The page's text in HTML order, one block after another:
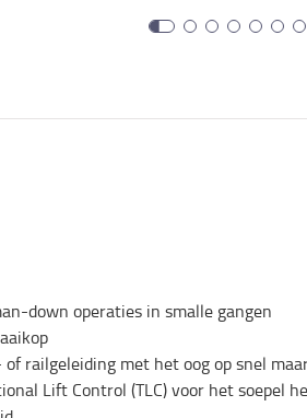
down operaties in smalle gangen
of railgeleiding met het oog op snel
Lift Control (TLC) voor het soepel